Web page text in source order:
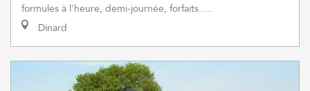
formules à l'heure, demi-journée, forfaits.....
Dinard